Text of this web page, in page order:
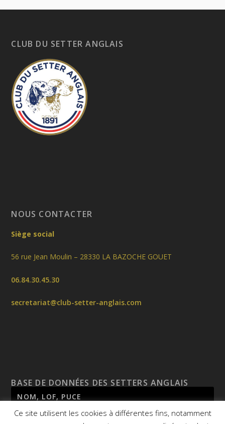
CLUB DU SETTER ANGLAIS
NOUS CONTACTER
Siège social
56 rue Jean Moulin – 28330 LA BAZOCHE GOUET
06.84.30.45.30
secretariat@club-setter-anglais.com
BASE DE DONNÉES DES SETTERS ANGLAIS
Ce site utilisent les cookies à différentes fins, notamment